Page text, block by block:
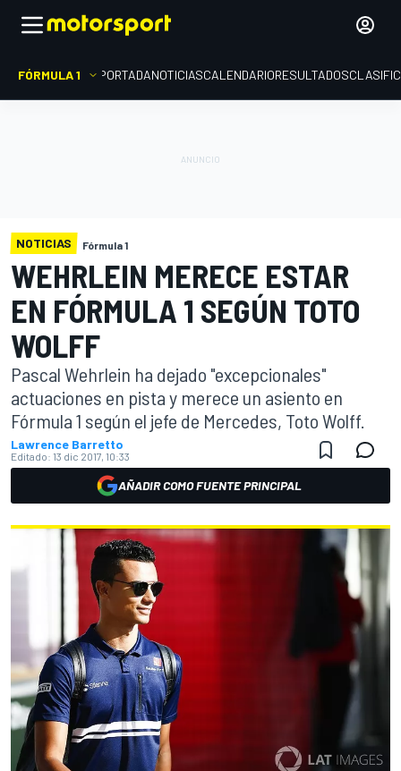
FÓRMULA 1 PORTADANOTICIASCALENDARIORESULTADOS
NOTICIAS Fórmula 1
WEHRLEIN MERECE ESTAR
EN FÓRMULA 1 SEGÚN TOTO
WOLFF
Pascal Wehrlein ha dejado "excepcionales"
actuaciones en pista y merece un asiento en
Fórmula 1 según el jefe de Mercedes, Toto Wolff.
Lawrence Barretto
Editado: 13 dic 2017, 10:33
AÑADIR COMO FUENTE PRINCIPAL